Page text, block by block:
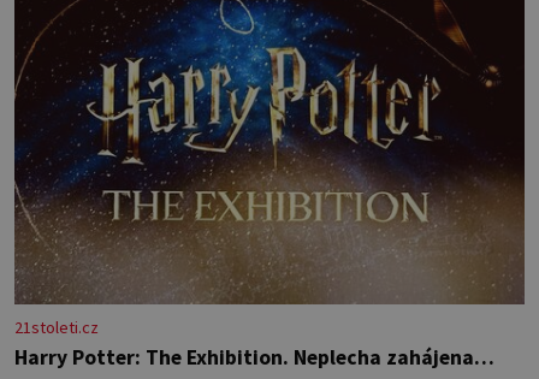
21stoleti.cz
Harry Potter: The Exhibition. Neplecha zahájena…